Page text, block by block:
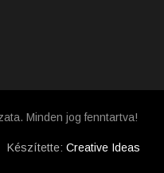
Minden jog fenntartva!
Készítette: Creative Ideas